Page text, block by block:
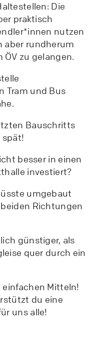
Die
praktisch
nutzen
aber rundherum
zu gelangen.
Tram und Bus
Bauschritts
spät!
besser in einen
investiert?
umgebaut
Richtungen
günstiger, als
quer durch ein
Mitteln!
du eine
uns alle!